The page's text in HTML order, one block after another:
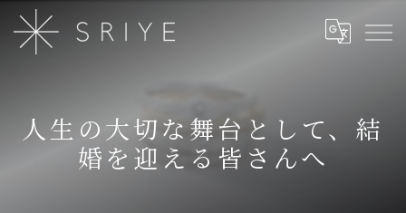
人生の大切な舞台として、結
婚を迎える皆さんへ